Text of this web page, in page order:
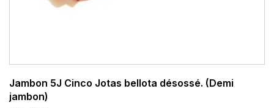
Jambon 5J Cinco Jotas bellota désossé. (Demi
jambon)